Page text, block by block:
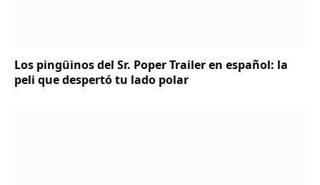
Los pingüinos del Sr. Poper Trailer en español: la
peli que despertó tu lado polar